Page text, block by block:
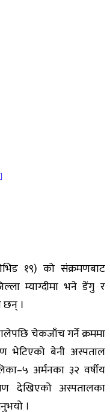
१९) को संक्रमणबाट
म्याग्दीमा भने डेंगु र
छन् ।
चेकजाँच गर्ने क्रममा
भेटिएको बेनी अस्पताल
अर्मनका ३२ वर्षीय
देखिएको अस्पतालका
।